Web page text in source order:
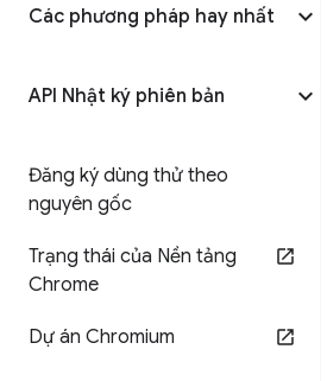
Các phương pháp hay nhất
API Nhật ký phiên bản
Đăng ký dùng thử theo
nguyên gốc
Trạng thái của Nền tảng
Chrome
Dự án Chromium